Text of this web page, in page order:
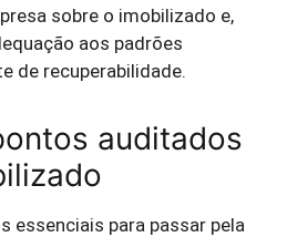
sobre o imobilizado e,
aos padrões
de recuperabilidade.
auditados
essenciais para passar pela